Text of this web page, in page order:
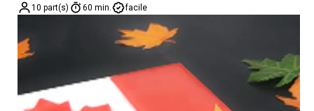
10 part(s) 60 min. facile